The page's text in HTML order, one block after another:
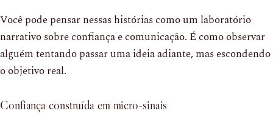
Você pode pensar nessas histórias como um laboratório
narrativo sobre confiança e comunicação. É como observar
alguém tentando passar uma ideia adiante, mas escondendo
o objetivo real.
Confiança construída em micro-sinais